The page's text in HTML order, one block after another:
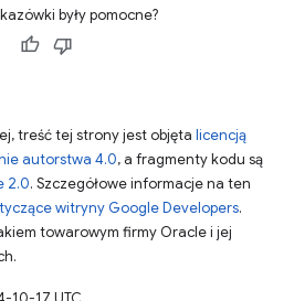
były pomocne?
treść tej strony jest objęta licencją
autorstwa 4.0, a fragmenty kodu są
2.0. Szczegółowe informacje na ten
witryny Google Developers.
towarowym firmy Oracle i jej